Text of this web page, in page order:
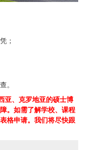
；
。
、克罗地亚的硕士博
。如需了解学校、课程
格申请。我们将尽快跟